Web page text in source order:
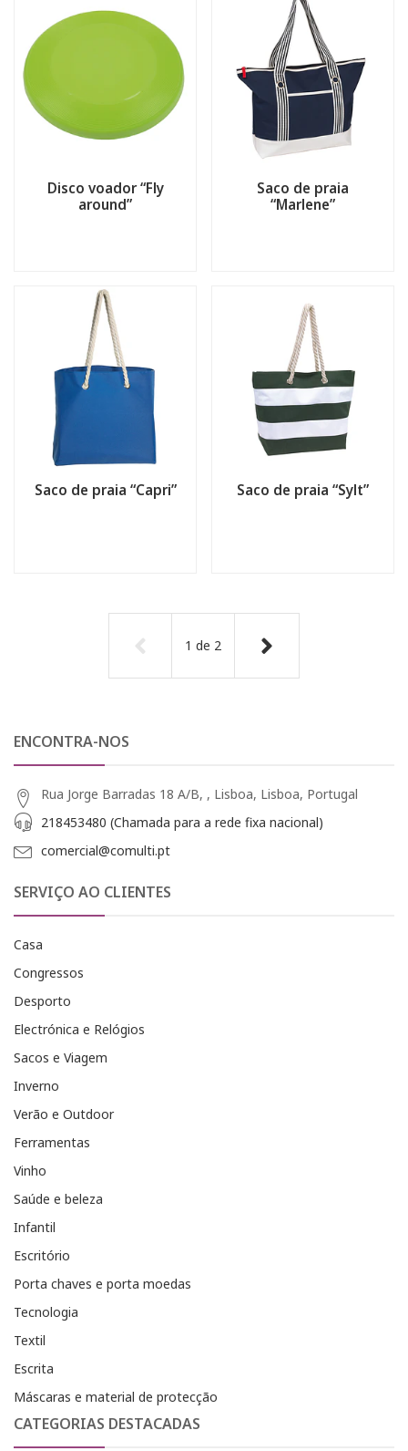
Disco voador “Fly
around”
Saco de praia
“Marlene”
Saco de praia “Capri” Saco de praia “Sylt”
1 de 2
ENCONTRA-NOS
Rua Jorge Barradas 18 A/B, , Lisboa, Lisboa, Portugal
218453480 (Chamada para a rede fixa nacional)
comercial@comulti.pt
SERVIÇO AO CLIENTES
Casa
Congressos
Desporto
Electrónica e Relógios
Sacos e Viagem
Inverno
Verão e Outdoor
Ferramentas
Vinho
Saúde e beleza
Infantil
Escritório
Porta chaves e porta moedas
Tecnologia
Textil
Escrita
Máscaras e material de protecção
CATEGORIAS DESTACADAS